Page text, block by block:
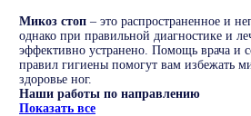
Микоз стоп – это распространенное и
однако при правильной диагностике и
эффективно устранено. Помощь врача и
правил гигиены помогут вам избежать
здоровье ног.
Наши работы по направлению
Показать все